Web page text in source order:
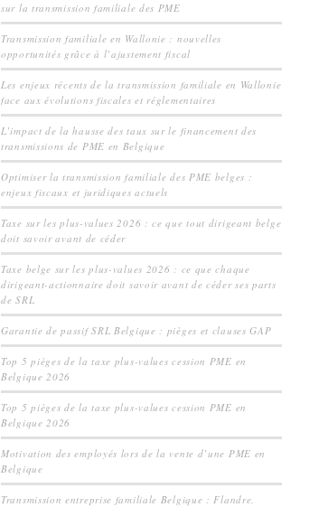
sur la transmission familiale des PME
Transmission familiale en Wallonie : nouvelles
opportunités grâce à l’ajustement fiscal
Les enjeux récents de la transmission familiale en Wallonie
face aux évolutions fiscales et réglementaires
L’impact de la hausse des taux sur le financement des
transmissions de PME en Belgique
Optimiser la transmission familiale des PME belges :
enjeux fiscaux et juridiques actuels
Taxe sur les plus-values 2026 : ce que tout dirigeant belge
doit savoir avant de céder
Taxe belge sur les plus-values 2026 : ce que chaque
dirigeant-actionnaire doit savoir avant de céder ses parts
de SRL
Garantie de passif SRL Belgique : pièges et clauses GAP
Top 5 pièges de la taxe plus-values cession PME en
Belgique 2026
Top 5 pièges de la taxe plus-values cession PME en
Belgique 2026
Motivation des employés lors de la vente d’une PME en
Belgique
Transmission entreprise familiale Belgique : Flandre,